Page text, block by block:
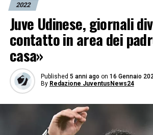
2022
Juve Udinese, giornali
contatto in area dei
casa»
Published 5 anni ago on 16 Gennaio
By Redazione JuventusNews24